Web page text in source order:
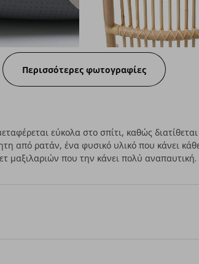
Περισσότερες φωτογραφίες
εύκολα στο σπίτι, καθώς
από ρατάν, ένα φυσικό υλικό που κάνει
μαξιλαριών που την κάνει πολύ αναπαυτική.